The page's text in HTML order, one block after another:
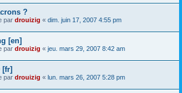
?
par drouizig « dim. juin 17, 2007 4:55 pm
[en]
par drouizig « jeu. mars 29, 2007 8:42 am
[fr]
par drouizig « lun. mars 26, 2007 5:28 pm